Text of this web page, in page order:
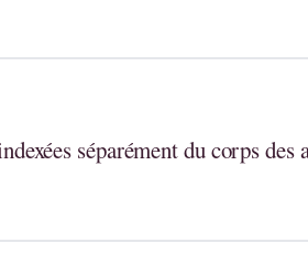
séparément du corps